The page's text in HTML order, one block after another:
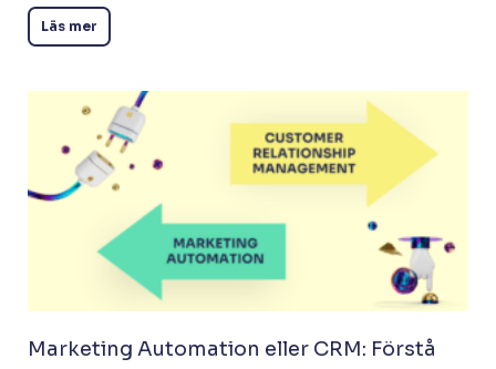
Läs mer
Marketing Automation eller CRM: Förstå